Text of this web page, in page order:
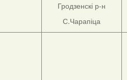
Гродзенскі р-н
С.Чарапіца